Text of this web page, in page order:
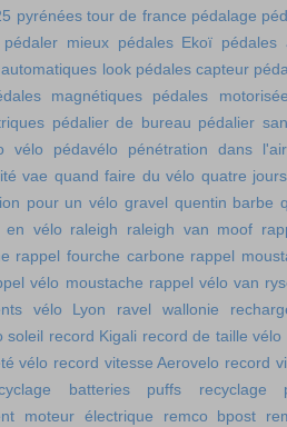
pyrénées tour de france pédalage
pédaler mieux pédales Ekoï pédales
look pédales capteur
magnétiques
pédales
pédalier de bureau pédalier
vélo pédavélo
pénétration dans l'air
vae quand faire du vélo quatre
pour un vélo gravel quentin barbe
en vélo raleigh raleigh van moof
rappel fourche carbone rappel
vélo moustache rappel vélo van
vélo Lyon
ravel wallonie
soleil record Kigali record de taille vélo
vélo record vitesse Aerovelo record
batteries puffs
recyclage
moteur électrique
remco bpost